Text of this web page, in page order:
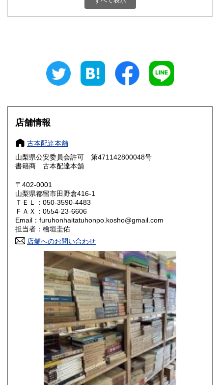
800円 三重県
大阪府
奈良県
鳥取県 800円 島根県
岡山県
山口県 800円
香川県 800円 愛媛県
高知県 800円
800円 長崎県
800円 大分県
800円 鹿児島県
1,500円
店舗情報
古本配達本舗
山梨県公安委員会許可 第471142800048号
書籍商 古本配達本舗
〒402-0001
山梨県都留市田野倉416-1
ＴＥＬ：050-3590-4483
ＦＡＸ：0554-23-6606
Email：furuhonhaitatuhonpo.kosho@gmail.com
担当者：檜垣圭佑
店舗へのお問い合わせ